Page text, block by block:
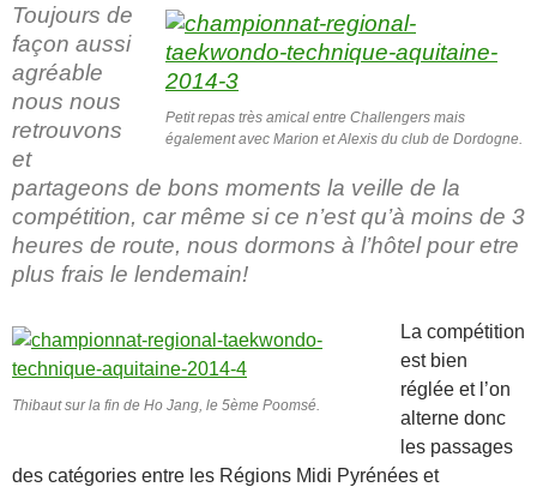
Petit repas très amical entre Challengers mais
également avec Marion et Alexis du club de Dordogne.
Toujours de
façon aussi
agréable
nous nous
retrouvons
et
partageons de bons moments la veille de la
compétition, car même si ce n’est qu’à moins de 3
heures de route, nous dormons à l’hôtel pour etre
plus frais le lendemain!
Thibaut sur la fin de Ho Jang, le 5ème Poomsé.
La compétition
est bien
réglée et l’on
alterne donc
les passages
des catégories entre les Régions Midi Pyrénées et